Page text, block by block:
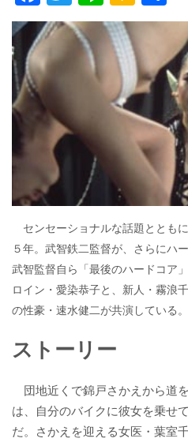
ac
e
b
o
o
k
w
itt
er
n
e
a
k
a
o
センセーショナルな話題ととも
５年。武智鉄二監督が、さらにハ
武智監督自ら「最後のハードコア
ロイン・愛染恭子と、新人・霧浪
の性豪・速水健二が共演している。
ストーリー
団地近くで錦戸さかえから道
は、自分のバイクに彼女を乗せ
だ。さかえを迎える女医・葉室